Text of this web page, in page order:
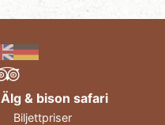
Älg & bison safari
Biljettpriser